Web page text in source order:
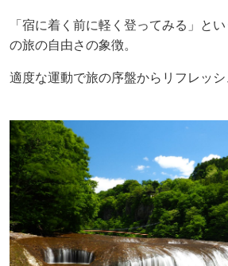
「宿に着く前に軽く登ってみる」と
の旅の自由さの象徴。
適度な運動で旅の序盤からリフレッシ